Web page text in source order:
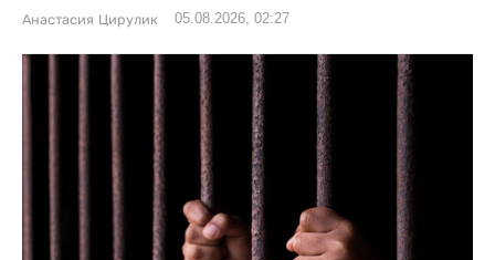
Анастасия Цирулик 05.08.2026, 02:27